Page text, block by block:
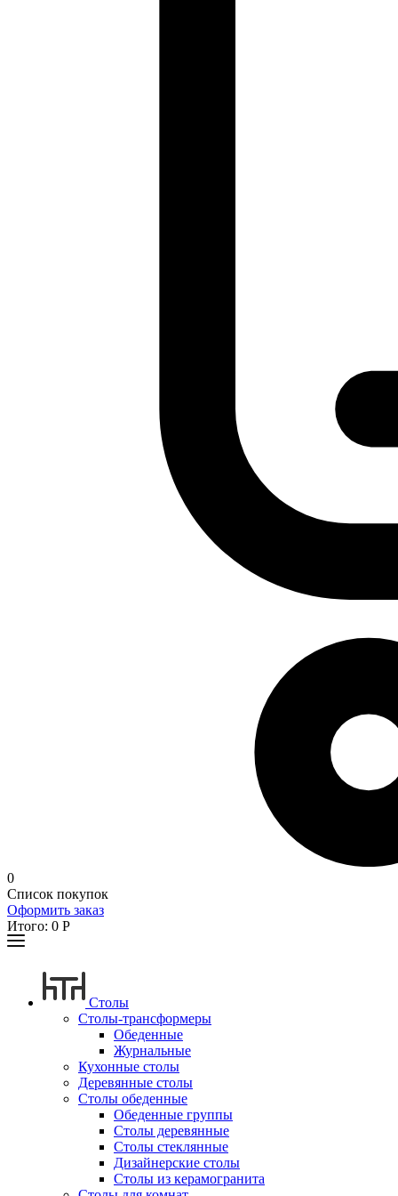
0
Список покупок
Оформить заказ
Итого: 0 Р
Столы
Столы-трансформеры
Обеденные
Журнальные
Кухонные столы
Деревянные столы
Столы обеденные
Обеденные группы
Столы деревянные
Столы стеклянные
Дизайнерские столы
Столы из керамогранита